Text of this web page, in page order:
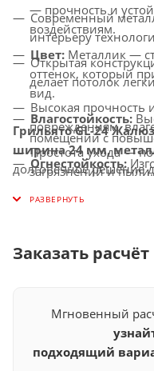
— прочность и
воздействиям.
Цвет: Металлик —
оттенок, который
вид.
Влагостойкость:
помещений с
Огнестойкость:
материалов,
безопасности.
интегрируется с
осветительными
Современный
интерьеру
Открытая
делает потолок
Высокая прочность
повреждениям,
Простота ухода —
загрязнений и пыли.
Универсальное
Грильято GL-24
ширина 24 мм,
долговечное решение
интерьеру
Заказать
Мгновенный
подходящий